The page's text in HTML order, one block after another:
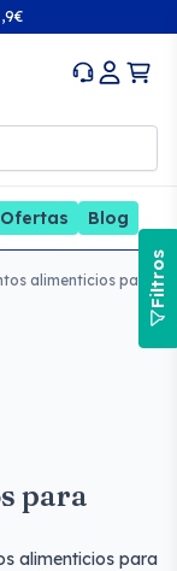
Ofertas Blog
alimenticios para
para
alimenticios para
Filtros